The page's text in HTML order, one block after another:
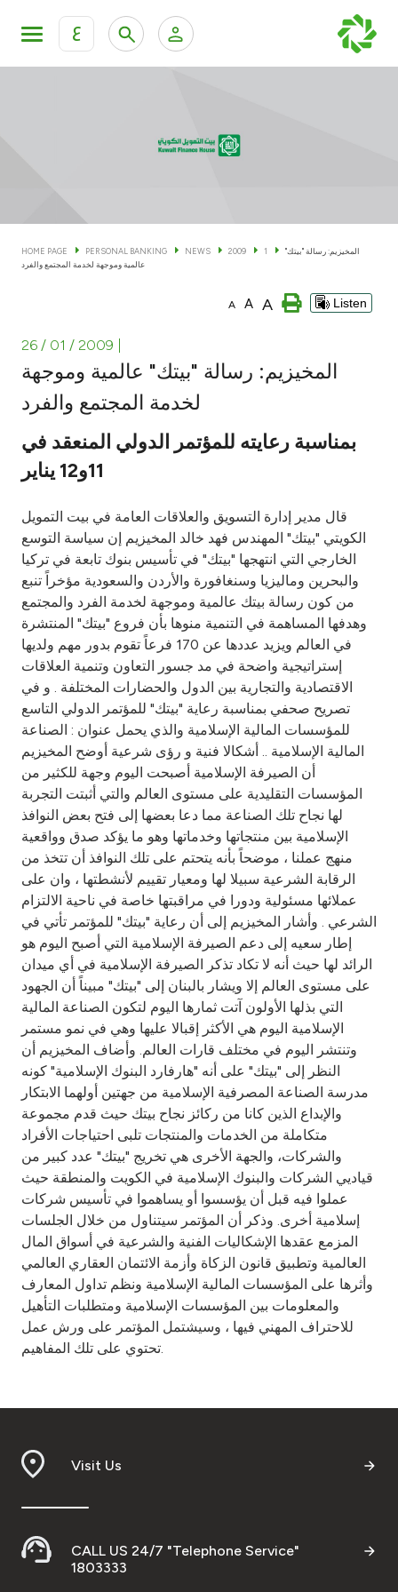
ع
KFH Online Corporate Banking Services
Cards
Banking Tiers
Investment
Tools & Services
After Sales Services
Contact us
Branch & ATM locator
Germany
Malaysia
Turkey
Egypt
UK
Kingdom of Bahrain
HOME PAGE PERSONAL BANKING NEWS 2009 1
المخيزيم: رسالة "بيتك"
عالمية وموجهة لخدمة المجتمع والفرد
A A A Listen
26 / 01 / 2009
المخيزيم: رسالة "بيتك" عالمية وموجهة
لخدمة المجتمع والفرد
بمناسبة رعايته للمؤتمر الدولي المنعقد في
11و12 يناير
قال مدير إدارة التسويق والعلاقات العامة في بيت التمويل
الكويتي "بيتك" المهندس فهد خالد المخيزيم إن سياسة التوسع
الخارجي التي انتهجها "بيتك" في تأسيس بنوك تابعة في تركيا
والبحرين وماليزيا وسنغافورة والأردن والسعودية مؤخراً تنبع
من كون رسالة بيتك عالمية وموجهة لخدمة الفرد والمجتمع
وهدفها المساهمة في التنمية منوها بأن فروع "بيتك" المنتشرة
في العالم ويزيد عددها عن 170 فرعاً تقوم بدور مهم ولديها
إستراتيجية واضحة في مد جسور التعاون وتنمية العلاقات
الاقتصادية والتجارية بين الدول والحضارات المختلفة . و في
تصريح صحفي بمناسبة رعاية "بيتك" للمؤتمر الدولي التاسع
للمؤسسات المالية الإسلامية والذي يحمل عنوان : الصناعة
المالية الإسلامية .. أشكالا فنية و رؤى شرعية أوضح المخيزيم
أن الصيرفة الإسلامية أصبحت اليوم وجهة للكثير من
المؤسسات التقليدية على مستوى العالم والتي أثبتت التجربة
لها نجاح تلك الصناعة مما دعا بعضها إلى فتح بعض النوافذ
الإسلامية بين منتجاتها وخدماتها وهو ما يؤكد صدق وواقعية
منهج عملنا ، موضحاً بأنه يتحتم على تلك النوافذ أن تتخذ من
الرقابة الشرعية سبيلا لها ومعيار تقييم لأنشطتها ، وان على
عملائها مسئولية ودورا في مراقبتها خاصة في ناحية الالتزام
الشرعي . وأشار المخيزيم إلى أن رعاية "بيتك" للمؤتمر تأتي في
إطار سعيه إلى دعم الصيرفة الإسلامية التي أصبح اليوم هو
الرائد لها حيث أنه لا تكاد تذكر الصيرفة الإسلامية في أي ميدان
على مستوى العالم إلا ويشار بالبنان إلى "بيتك" مبيناً أن الجهود
التي بذلها الأولون آتت ثمارها اليوم لتكون الصناعة المالية
الإسلامية اليوم هي الأكثر إقبالا عليها وهي في نمو مستمر
وتنتشر اليوم في مختلف قارات العالم. وأضاف المخيزيم أن
النظر إلى "بيتك" على أنه "هارفارد البنوك الإسلامية" كونه
مدرسة الصناعة المصرفية الإسلامية من جهتين أولهما الابتكار
والإبداع الذين كانا من ركائز نجاح بيتك حيث قدم مجموعة
متكاملة من الخدمات والمنتجات تلبى احتياجات الأفراد
والشركات، والجهة الأخرى هي تخريج "بيتك" عدد كبير من
قياديي الشركات والبنوك الإسلامية في الكويت والمنطقة حيث
عملوا فيه قبل أن يؤسسوا أو يساهموا في تأسيس شركات
إسلامية أخرى. وذكر أن المؤتمر سيتناول من خلال الجلسات
المزمع عقدها الإشكاليات الفنية والشرعية في أسواق المال
العالمية وتطبيق قانون الزكاة وأزمة الائتمان العقاري العالمي
وأثرها على المؤسسات المالية الإسلامية ونظم تداول المعارف
والمعلومات بين المؤسسات الإسلامية ومتطلبات التأهيل
للاحتراف المهني فيها ، وسيشتمل المؤتمر على ورش عمل
تحتوي على تلك المفاهيم.
Visit Us
CALL US 24/7 "Telephone Service"
1803333